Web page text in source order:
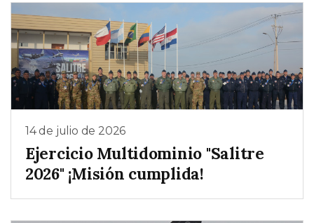
14 de julio de 2026
Ejercicio Multidominio "Salitre
2026" ¡Misión cumplida!